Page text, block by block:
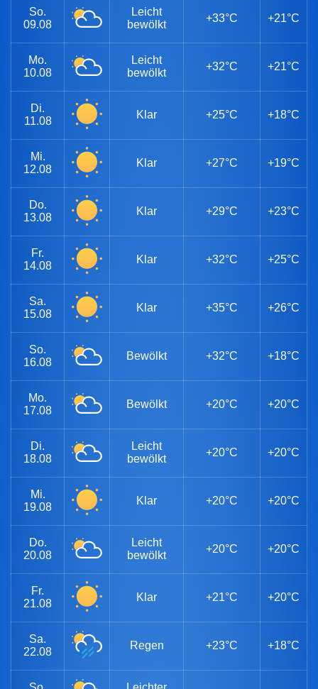
So.
09.08
Leicht
bewölkt
+33°C +21°C
Mo.
10.08
Leicht
bewölkt
+32°C +21°C
Di.
11.08
Klar +25°C +18°C
Mi.
12.08
Klar +27°C +19°C
Do.
13.08
Klar +29°C +23°C
Fr.
14.08
Klar +32°C +25°C
Sa.
15.08
Klar +35°C +26°C
So.
16.08
Bewölkt +32°C +18°C
Mo.
17.08
Bewölkt +20°C +20°C
Di.
18.08
Leicht
bewölkt
+20°C +20°C
Mi.
19.08
Klar +20°C +20°C
Do.
20.08
Leicht
bewölkt
+20°C +20°C
Fr.
21.08
Klar +21°C +20°C
Sa.
22.08
Regen +23°C +18°C